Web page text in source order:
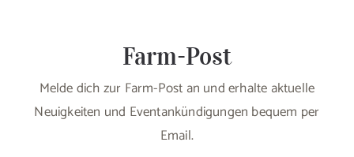
Farm-Post
Melde dich zur Farm-Post an und erhalte aktuelle
Neuigkeiten und Eventankündigungen bequem per
Email.